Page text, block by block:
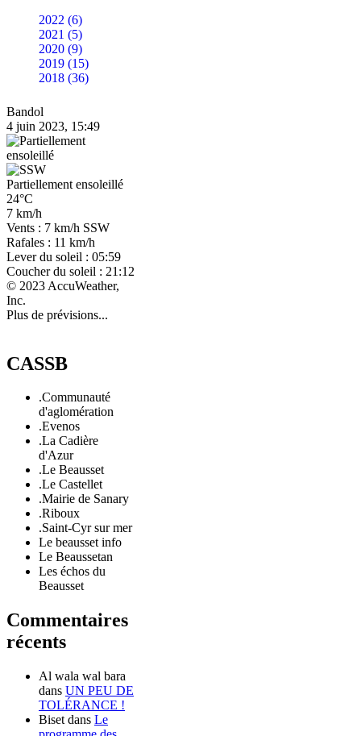
2022 (6)
2021 (5)
2020 (9)
2019 (15)
2018 (36)
Bandol
4 juin 2023, 15:49
Partiellement ensoleillé
24°C
7 km/h
Vents : 7 km/h SSW
Rafales : 11 km/h
Lever du soleil : 05:59
Coucher du soleil : 21:12
© 2023 AccuWeather,
Inc.
Plus de prévisions...
CASSB
.Communauté
d'aglomération
.Evenos
.La Cadière
d'Azur
.Le Beausset
.Le Castellet
.Mairie de Sanary
.Riboux
.Saint-Cyr sur mer
Le beausset info
Le Beaussetan
Les échos du
Beausset
Commentaires
récents
Al wala wal bara
dans UN PEU DE
TOLÉRANCE !
Biset dans Le